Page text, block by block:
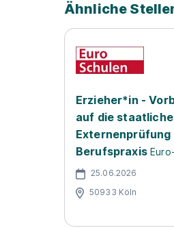
Ähnliche
Erzieher*in -
auf die staatliche
Externenprüfung
Berufspraxis
25.06.2026
50933 Köln